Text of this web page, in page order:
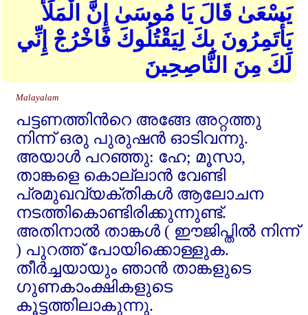
يَسْعَىٰ قَالَ يَا مُوسَىٰ إِنَّ الْمَلَأَ
يَأْتَمِرُونَ بِكَ لِيَقْتُلُوكَ فَاخْرُجْ إِنِّي
لَكَ مِنَ النَّاصِحِينَ
Malayalam
പട്ടണത്തിന്‍റെ അങ്ങേ അറ്റത്തു
നിന്ന്‌ ഒരു പുരുഷന്‍ ഓടിവന്നു.
അയാള്‍ പറഞ്ഞു: ഹേ; മൂസാ,
താങ്കളെ കൊല്ലാന്‍ വേണ്ടി
പ്രമുഖവ്യക്തികള്‍ ആലോചന
നടത്തികൊണ്ടിരിക്കുന്നുണ്ട്‌.
അതിനാല്‍ താങ്കള്‍ ( ഈജിപ്തില്‍ നിന്ന്‌
) പുറത്ത്‌ പോയിക്കൊള്ളുക.
തീര്‍ച്ചയായും ഞാന്‍ താങ്കളുടെ
ഗുണകാംക്ഷികളുടെ
കൂട്ടത്തിലാകുന്നു.